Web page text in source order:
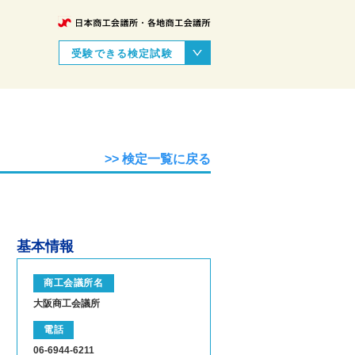
受験できる検定試験
>> 検定一覧に戻る
基本情報
商工会議所名
大阪商工会議所
電話
06-6944-6211